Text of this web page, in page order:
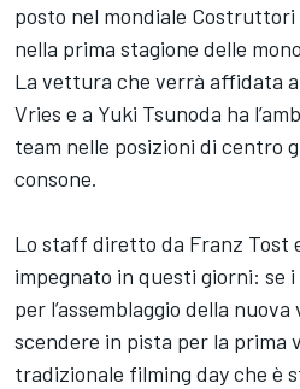
posto nel mondiale Costruttori
nella prima stagione delle
La vettura che verrà affidata
Vries e a Yuki Tsunoda ha
team nelle posizioni di centro
consone.
Lo staff diretto da Franz Tost
impegnato in questi giorni: se
per l’assemblaggio della
scendere in pista per la prima
tradizionale filming day che è